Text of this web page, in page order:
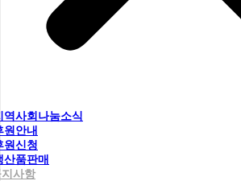
역사회나눔소식
원안내
원신청
산품판매
사항